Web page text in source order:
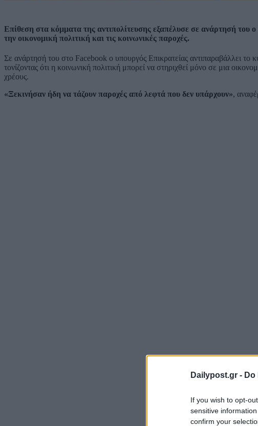
Dailypost.gr -
If you wish to opt-
sensitive
confirm your
Επίθεση στα κόμματα της αντιπολίτευσης εξαπέλυσε σε ανάρτησή
την οικονομική πολιτική και τις κοινωνικές παροχές.
Σε ανάρτησή του στο Facebook ο υπουργός Επικρατείας αντιπαραβάλλει το
τονίζοντας ότι η κοινωνική πολιτική μπορεί να στηριχθεί μόνο σε μια
χρέους.
«Ξεκινήσαν ήδη να τάζουν παροχές από λεφτά που δεν υπάρχουν»,